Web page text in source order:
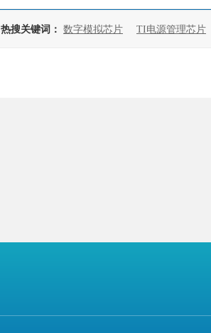
热搜关键词： 数字模拟芯片 TI电源管理芯片